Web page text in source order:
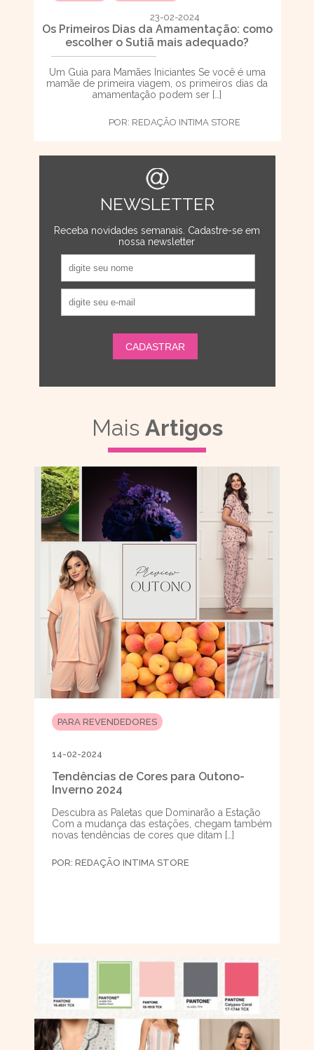
23-02-2024
Os Primeiros Dias da Amamentação: como
escolher o Sutiã mais adequado?
Um Guia para Mamães Iniciantes Se você é uma
mamãe de primeira viagem, os primeiros dias da
amamentação podem ser […]
POR: REDAÇÃO INTIMA STORE
NEWSLETTER
Receba novidades semanais. Cadastre-se em
nossa newsletter
Mais Artigos
PARA REVENDEDORES
14-02-2024
Tendências de Cores para Outono-
Inverno 2024
Descubra as Paletas que Dominarão a Estação
Com a mudança das estações, chegam também
novas tendências de cores que ditam […]
POR: REDAÇÃO INTIMA STORE